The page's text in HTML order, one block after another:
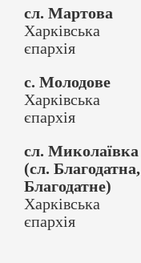
сл. Мартова
Харківська
єпархія
с. Молодове
Харківська
єпархія
сл. Миколаївка
(сл. Благодатнa,
Благодатне)
Харківська
єпархія